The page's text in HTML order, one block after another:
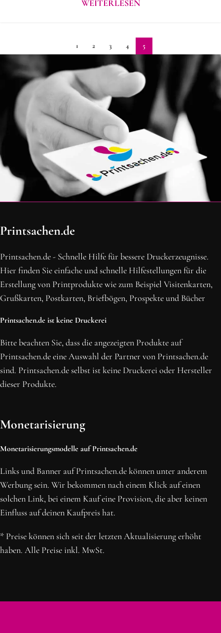
WEITERLESEN
1 2 3 4 5
OH SCHON AM ENDE ANGEKOMMEN
BLEIBE MIT UNS IN VERBINDUNG!
Erhalte die neusten Beiträge, sichere dir Top-Angebote und
abonniere unseren Newsletter.
NEWSLETTER ABONNIEREN
Printsachen.de
Printsachen.de - Schnelle Hilfe für bessere Druckerzeugnisse.
Hier finden Sie einfache und schnelle Hilfestellungen für die
Erstellung von Printprodukte wie zum Beispiel Visitenkarten,
Grußkarten, Postkarten, Briefbögen, Prospekte und Bücher
Printsachen.de ist keine Druckerei
Bitte beachten Sie, dass die angezeigten Produkte auf
Printsachen.de eine Auswahl der Partner von Printsachen.de
sind. Printsachen.de selbst ist keine Druckerei oder Hersteller
dieser Produkte.
Monetarisierung
Monetarisierungsmodelle auf Printsachen.de
Links und Banner auf Printsachen.de können unter anderem
Werbung sein. Wir bekommen nach einem Klick auf einen
solchen Link, bei einem Kauf eine Provision, die aber keinen
Einfluss auf deinen Kaufpreis hat.
* Preise können sich seit der letzten Aktualisierung erhöht
haben. Alle Preise inkl. MwSt.